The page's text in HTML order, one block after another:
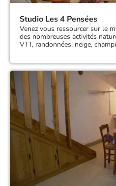
Studio Les 4 Pensées
Venez vous ressourcer sur le
des nombreuses activités
VTT, randonnées, neige,